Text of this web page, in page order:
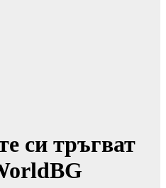
си тръгват